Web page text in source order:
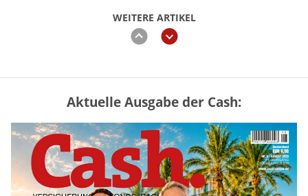
WEITERE ARTIKEL
zurückweiter
„Jung kauft Alt“ 2026: Neue Förderung im
Überblick – Tabelle mit Kreditbeträgen
und Einkommensgrenzen
mehr
Aktuelle Ausgabe der Cash: